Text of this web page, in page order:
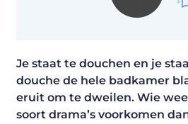
Je staat te douchen en je
douche de hele badkamer
eruit om te dweilen. Wie
soort drama’s voorkomen